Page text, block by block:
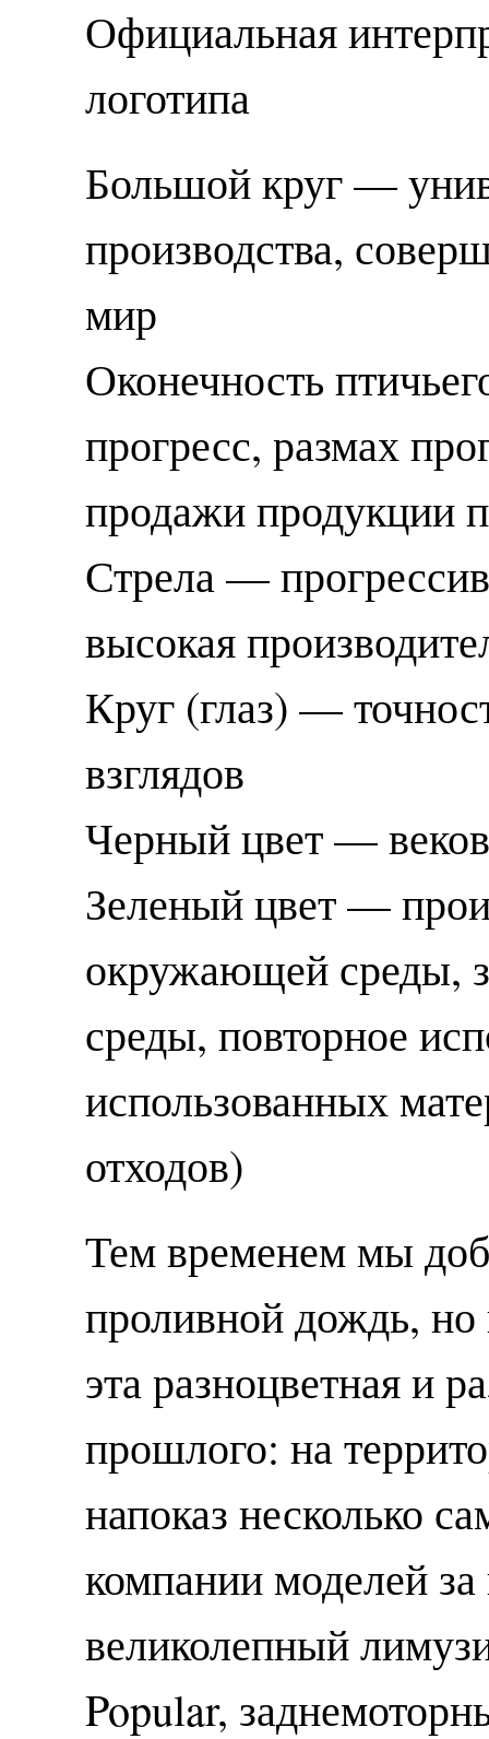
Официальная
логотипа
Большой круг —
производства,
мир
Оконечность
прогресс, размах
продажи продукции
Стрела —
высокая
Круг (глаз) —
взглядов
Черный цвет —
Зеленый цвет —
окружающей среды,
среды, повторное
использованных
отходов)
Тем временем мы
проливной дождь, но
эта разноцветная и
прошлого: на
напоказ несколько
компании моделей
великолепный
Popular,